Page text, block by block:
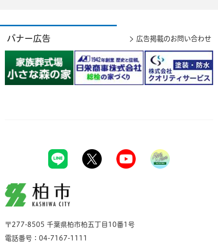
バナー広告 広告掲載のお問い合わせ
柏市
〒277-8505 千葉県柏市柏五丁目10番1号
電話番号：04-7167-1111